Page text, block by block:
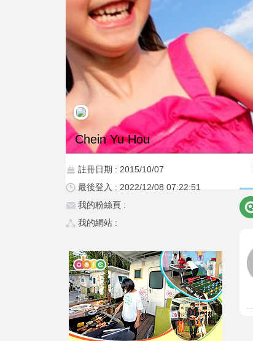
Chein Yu Hou
註冊日期 : 2015/10/07
最後登入 : 2022/12/08 07:22:51
我的粉絲頁 :
我的網站 :